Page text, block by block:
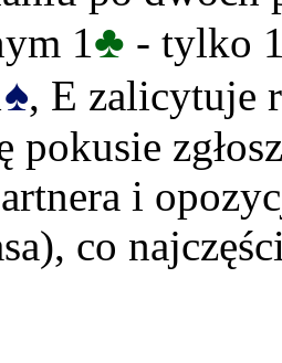
1 ♣ - tylko
♠, E zalicytuje
pokusie
i
co